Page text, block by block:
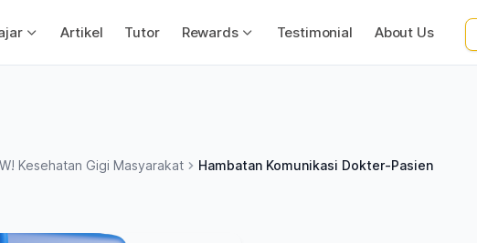
Artikel Tutor Rewards Testimonial About Us
Kesehatan Gigi Masyarakat Hambatan Komunikasi Dokter-Pasien